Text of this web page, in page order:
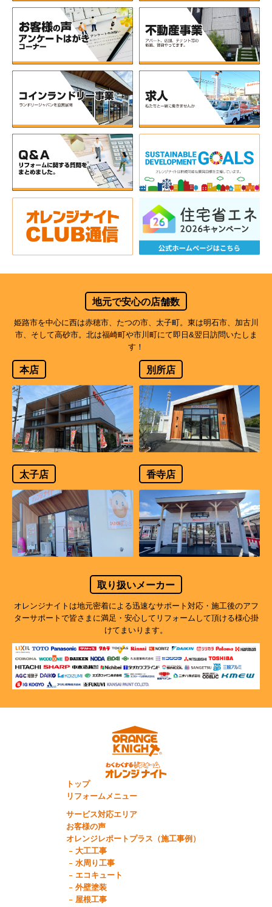
地元で安心の店舗数
姫路市を中心に西は赤穂市、たつの市、太子町。東は明石市、加古川
市、そして高砂市。北は福崎町や市川町にて即日&翌日訪問いたしま
す！
本店 別所店
太子店 香寺店
取り扱いメーカー
オレンジナイトは地元密着による迅速なサポート対応・施工後のアフ
ターサポートで皆さまに満足・安心してリフォームして頂ける様心掛
けてまいります。
トップ
リフォームメニュー
サービス対応エリア
お客様の声
オレンジレポートプラス（施工事例）
大工工事
水周り工事
エコキュート
外壁塗装
屋根工事